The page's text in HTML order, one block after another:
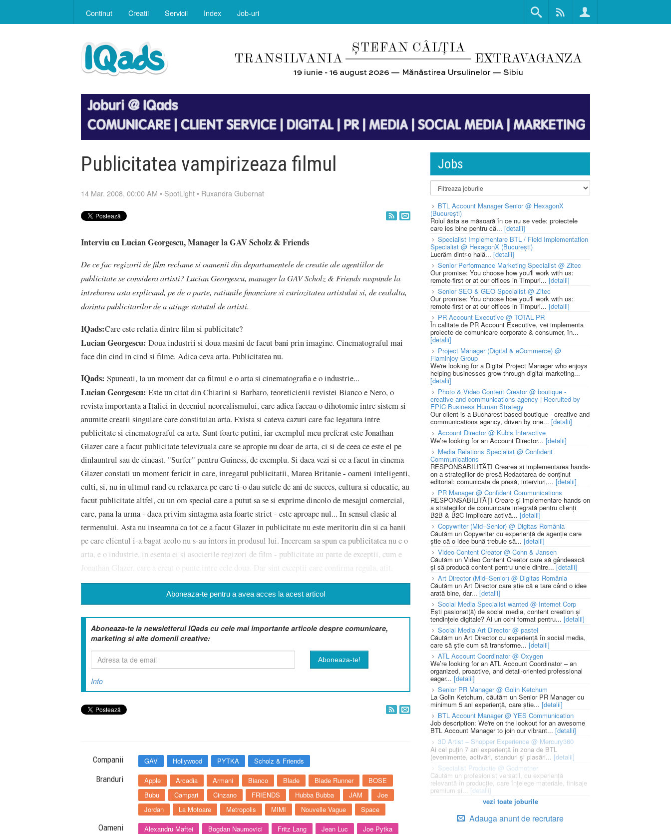
Continut Creatii Servicii Index Job-uri
Publicitatea vampirizeaza filmul
14 Mar. 2008, 00:00 AM • SpotLight • Ruxandra Gubernat
Interviu cu Lucian Georgescu, Manager la GAV Scholz & Friends
De ce fac regizorii de film reclame si oamenii din departamentele de creatie ale agentiilor de
publicitate se considera artisti? Lucian Georgescu, manager la GAV Scholz & Friends raspunde la
intrebarea asta explicand, pe de o parte, ratiunile financiare si curiozitatea artistului si, de cealalta,
dorinta publicitarilor de a atinge statutul de artisti.
IQads:Care este relatia dintre film si publicitate?
Lucian Georgescu: Doua industrii si doua masini de facut bani prin imagine. Cinematograful mai
face din cind in cind si filme. Adica ceva arta. Publicitatea nu.
IQads: Spuneati, la un moment dat ca filmul e o arta si cinematografia e o industrie...
Lucian Georgescu: Este un citat din Chiarini si Barbaro, teoreticienii revistei Bianco e Nero, o
revista importanta a Italiei in deceniul neorealismului, care adica faceau o dihotomie intre sistem si
anumite creatii singulare care constituiau arta. Exista si cateva cazuri care fac legatura intre
publicitate si cinematograful ca arta. Sunt foarte putini, iar exemplul meu preferat este Jonathan
Glazer care a facut publicitate televizuala care se apropie nu doar de arta, ci si de ceea ce este el pe
dinlauntrul sau de cineast. "Surfer" pentru Guiness, de exemplu. Si daca vezi si ce a facut in cinema
Glazer constati un moment fericit in care, inregatul publicitatii, Marea Britanie - oameni inteligenti,
culti, si, nu in ultmul rand cu relaxarea pe care ti-o dau sutele de ani de succes, cultura si educatie, au
facut publicitate altfel, cu un om special care a putut sa se si exprime dincolo de mesajul comercial,
care, pana la urma - daca privim sintagma asta foarte strict - este aproape nul... In sensul clasic al
termenului. Asta nu inseamna ca tot ce a facut Glazer in publicitate nu este meritoriu din si ca banii
pe care clientul i-a bagat acolo nu s-au intors in produsul lui. Incercam sa spun ca publicitatea nu e o
arta, e o industrie, in esenta ei si asocierile regizori de film - publicitate au parte de exceptii, cum e
Jonathan Glazer, care a creat o punte intre cele doua. Dar sint exceptii care confirma regula, atit.
Aboneaza-te pentru a avea acces la acest articol
Aboneaza-te la newsletterul IQads cu cele mai importante articole despre comunicare,
marketing si alte domenii creative:
Info
Companii GAV Hollywood PYTKA Scholz & Friends
Branduri Apple Arcadia Armani Bianco Blade Blade Runner
BOSE
Bubu
Campari Cinzano FRIENDS Hubba Bubba JAM
Joe
Jordan
La Motoare Metropolis MIMI Nouvelle Vague Space
Oameni Alexandru Maftei Bogdan Naumovici Fritz Lang Jean Luc
Joe Pytka
Jobs
BTL Account Manager Senior @ HexagonX
(București)
Rolul ăsta se măsoară în ce nu se vede: proiectele
care ies bine pentru că... [detalii]
Specialist Implementare BTL / Field Implementation
Specialist @ HexagonX (București)
Lucrăm dintr-o hală... [detalii]
Senior Performance Marketing Specialist @ Zitec
Our promise: You choose how you'll work with us:
remote-first or at our offices in Timpuri... [detalii]
Senior SEO & GEO Specialist @ Zitec
Our promise: You choose how you'll work with us:
remote-first or at our offices in Timpuri... [detalii]
PR Account Executive @ TOTAL PR
În calitate de PR Account Executive, vei implementa
proiecte de comunicare corporate & consumer, în...
[detalii]
Project Manager (Digital & eCommerce) @
Flaminjoy Group
We're looking for a Digital Project Manager who enjoys
helping businesses grow through digital marketing...
[detalii]
Photo & Video Content Creator @ boutique -
creative and communications agency | Recruited by
EPIC Business Human Strategy
Our client is a Bucharest based boutique - creative and
communications agency, driven by one... [detalii]
Account Director @ Kubis Interactive
We’re looking for an Account Director... [detalii]
Media Relations Specialist @ Confident
Communications
RESPONSABILITĂȚI Crearea și implementarea hands-
on a strategiilor de presă Redactarea de conținut
editorial: comunicate de presă, interviuri,... [detalii]
PR Manager @ Confident Communications
RESPONSABILITĂȚI Creare și implementare hands-on
a strategiilor de comunicare integrată pentru clienți
B2B & B2C Implicare activă... [detalii]
Copywriter (Mid–Senior) @ Digitas România
Căutăm un Copywriter cu experiență de agenție care
știe că o idee bună trebuie să... [detalii]
Video Content Creator @ Cohn & Jansen
Căutăm un Video Content Creator care să gândească
și să producă content pentru unele dintre...[detalii]
Art Director (Mid–Senior) @ Digitas România
Căutăm un Art Director care știe că e tare când o idee
arată bine, dar... [detalii]
Social Media Specialist wanted @ Internet Corp
Ești pasionat(ă) de social media, content creation și
tendințele digitale? Ai un ochi format pentru... [detalii]
Social Media Art Director @ pastel
Căutăm un Art Director cu experiență în social media,
care să știe cum să transforme... [detalii]
ATL Account Coordinator @ Oxygen
We’re looking for an ATL Account Coordinator – an
organized, proactive, and detail-oriented professional
eager... [detalii]
Senior PR Manager @ Golin Ketchum
La Golin Ketchum, căutăm un Senior PR Manager cu
minimum 5 ani experiență, care știe... [detalii]
BTL Account Manager @ YES Communication
Job description: We're on the lookout for an awesome
BTL Account Manager to join our vibrant... [detalii]
3D Artist – Shopper Experience @ Mercury360
Ai cel puțin 7 ani experiență în zona de BTL
(evenimente, activări, standuri și plasări... [detalii]
Specialist Productie @ Godmother
Căutăm un profesionist versatil, cu experiență
relevantă în producție, care înțelege materiale, finisaje
premium și... [detalii]
vezi toate joburile
Adauga anunt de recrutare